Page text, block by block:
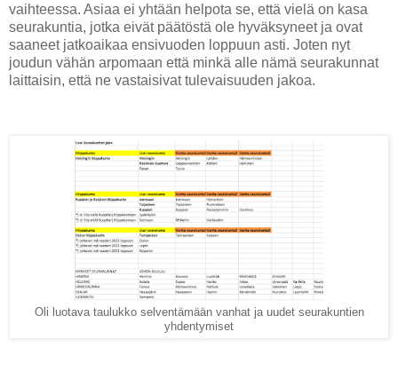
vaihteessa. Asiaa ei yhtään helpota se, että vielä on kasa
seurakuntia, jotka eivät päätöstä ole hyväksyneet ja ovat
saaneet jatkoaikaa ensivuoden loppuun asti. Joten nyt
joudun vähän arpomaan että minkä alle nämä seurakunnat
laittaisin, että ne vastaisivat tulevaisuuden jakoa.
Oli luotava taulukko selventämään vanhat ja uudet seurakuntien
yhdentymiset